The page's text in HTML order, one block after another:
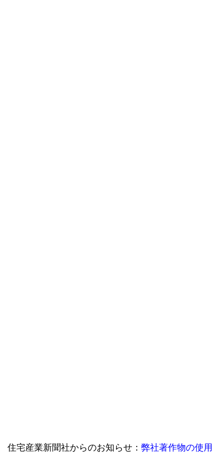
住宅産業新聞社からのお知らせ： 弊社著作物の使用